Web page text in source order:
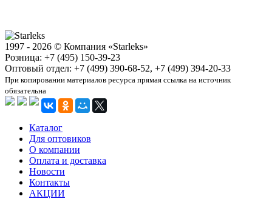
1997 - 2026 © Компания «Starleks»
Розница: +7 (495) 150-39-23
Оптовый отдел: +7 (499) 390-68-52, +7 (499) 394-20-33
При копировании материалов ресурса прямая ссылка на источник
обязательна
Каталог
Для оптовиков
О компании
Оплата и доставка
Новости
Контакты
АКЦИИ